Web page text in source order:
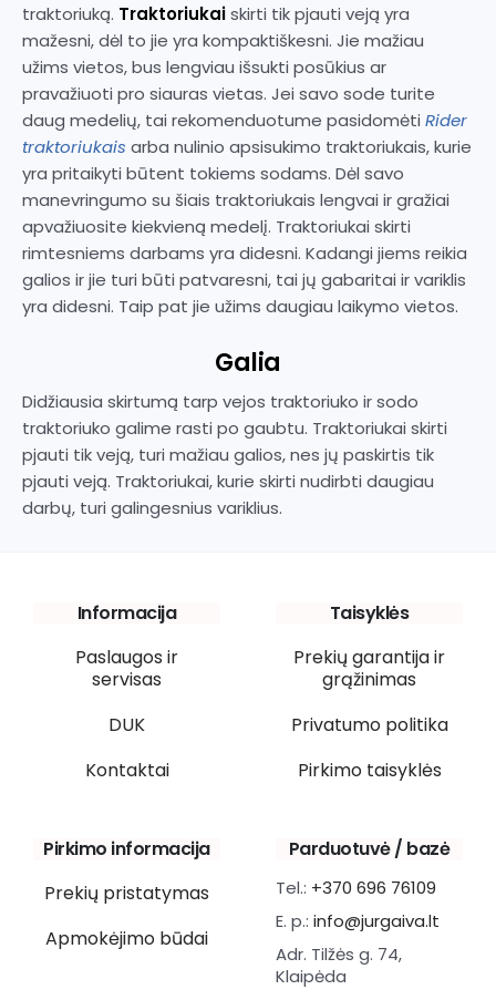
traktoriuką. Traktoriukaiskirti tik pjauti veją yra
mažesni, dėl to jie yra kompaktiškesni. Jie mažiau
užims vietos, bus lengviau išsukti posūkius ar
pravažiuoti pro siauras vietas. Jei savo sode turite
daug medelių, tai rekomenduotume pasidomėti Rider
traktoriukais arba nulinio apsisukimo traktoriukais, kurie
yra pritaikyti būtent tokiems sodams. Dėl savo
manevringumo su šiais traktoriukais lengvai ir gražiai
apvažiuosite kiekvieną medelį. Traktoriukai skirti
rimtesniems darbams yra didesni. Kadangi jiems reikia
galios ir jie turi būti patvaresni, tai jų gabaritai ir variklis
yra didesni. Taip pat jie užims daugiau laikymo vietos.
Galia
Didžiausia skirtumą tarp vejos traktoriuko ir sodo
traktoriuko galime rasti po gaubtu. Traktoriukai skirti
pjauti tik veją, turi mažiau galios, nes jų paskirtis tik
pjauti veją. Traktoriukai, kurie skirti nudirbti daugiau
darbų, turi galingesnius variklius.
Informacija
Paslaugos ir
servisas
DUK
Kontaktai
Taisyklės
Prekių garantija ir
grąžinimas
Privatumo politika
Pirkimo taisyklės
Pirkimo informacija
Prekių pristatymas
Apmokėjimo būdai
Parduotuvė / bazė
Tel.: +370 696 76109
E. p.: info@jurgaiva.lt
Adr. Tilžės g. 74,
Klaipėda